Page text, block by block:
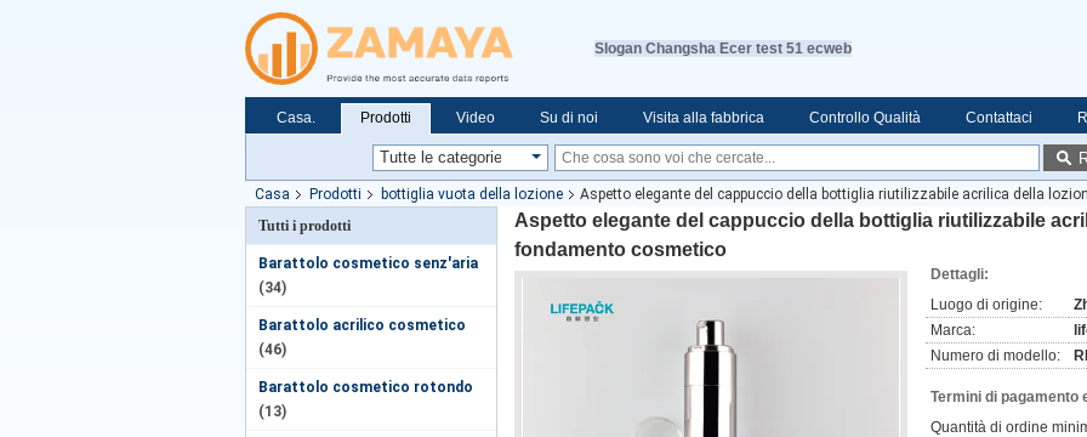
Slogan Changsha Ecer test 51 ecweb
Casa. Prodotti Video Su di noi Visita alla fabbrica Controllo Qualità Contattaci
Casa Prodotti bottiglia vuota della lozione
Aspetto elegante del cappuccio della bottiglia riutilizzabile acrilica della
Tutti i prodotti
Barattolo cosmetico senz'aria
(34)
Barattolo acrilico cosmetico
(46)
Barattolo cosmetico rotondo
(13)
Aspetto elegante del cappuccio della bottiglia riutilizzabile
fondamento cosmetico
Dettagli:
Luogo di origine:
Marca:
Numero di modello:
Termini di pagamento
Quantità di ordine